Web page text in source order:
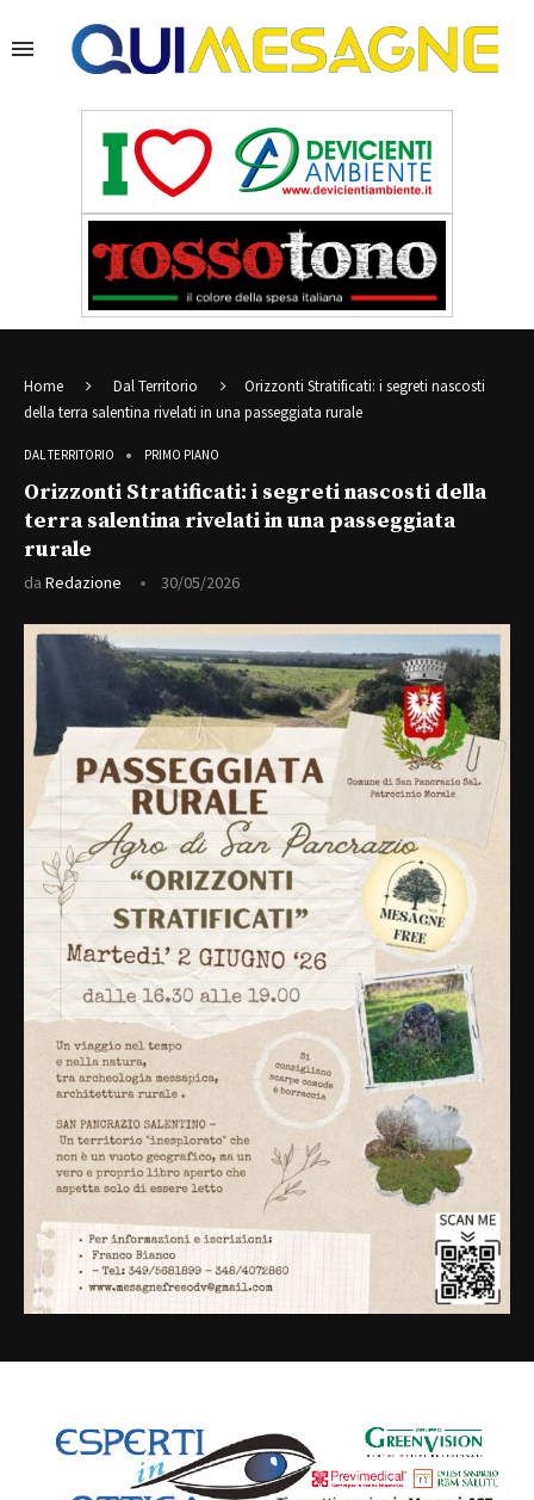
Home Dal Territorio
Orizzonti Stratificati: i segreti nascosti
della terra salentina rivelati in una passeggiata rurale
DAL TERRITORIO PRIMO PIANO
Orizzonti Stratificati: i segreti nascosti della
terra salentina rivelati in una passeggiata
rurale
da Redazione 30/05/2026